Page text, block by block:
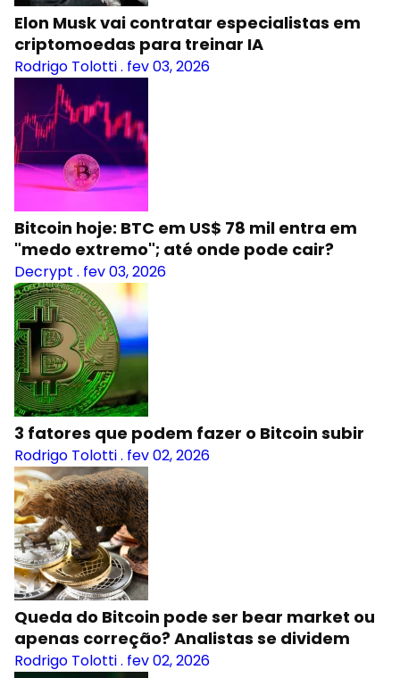
Elon Musk vai contratar especialistas em
criptomoedas para treinar IA
Rodrigo Tolotti. fev 03, 2026
Bitcoin hoje: BTC em US$ 78 mil entra em
"medo extremo"; até onde pode cair?
Decrypt . fev 03, 2026
3 fatores que podem fazer o Bitcoin subir
Rodrigo Tolotti. fev 02, 2026
Queda do Bitcoin pode ser bear market ou
apenas correção? Analistas se dividem
Rodrigo Tolotti. fev 02, 2026